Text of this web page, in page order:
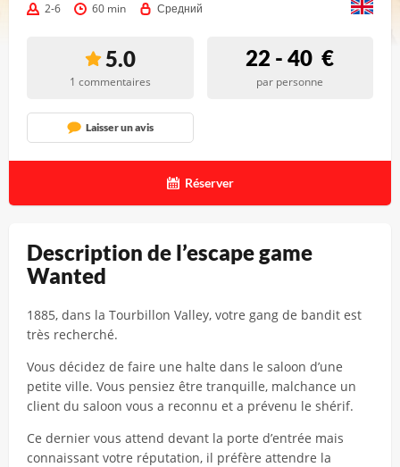
Description de l’escape game
Wanted
1885, dans la Tourbillon Valley, votre gang de bandit est
très recherché.
Vous décidez de faire une halte dans le saloon d’une
petite ville. Vous pensiez être tranquille, malchance un
client du saloon vous a reconnu et a prévenu le shérif.
Ce dernier vous attend devant la porte d’entrée mais
connaissant votre réputation, il préfère attendre la
2-6 60 min Средний
5.0
1 commentaires
22 - 40 €
par personne
Laisser un avis
Réserver